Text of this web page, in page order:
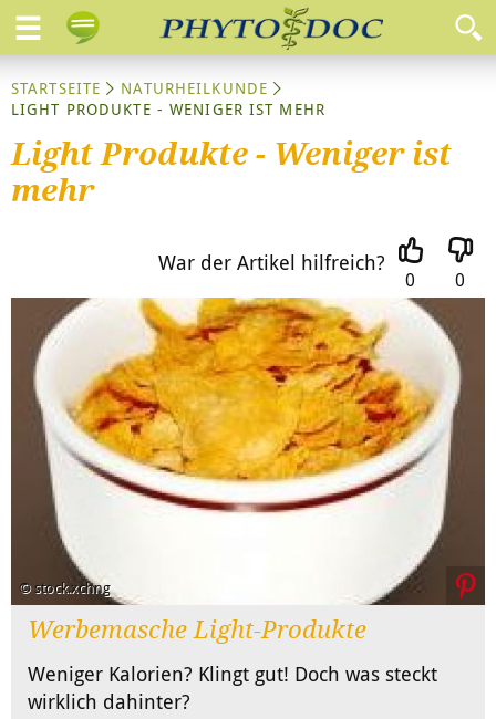
STARTSEITE
NATURHEILKUNDE
LIGHT PRODUKTE - WENIGER IST MEHR
Light Produkte - Weniger ist
mehr
War der Artikel hilfreich?
0 0
© stock.xchng
Werbemasche Light-Produkte
Weniger Kalorien? Klingt gut! Doch was steckt
wirklich dahinter?